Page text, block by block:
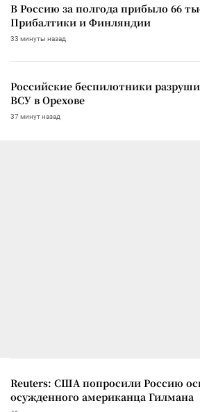
В Россию за полгода прибыло 66
Прибалтики и Финляндии
33 минуты назад
Российские беспилотники
ВСУ в Орехове
37 минут назад
Reuters: США попросили Россию
осужденного американца Гилмана